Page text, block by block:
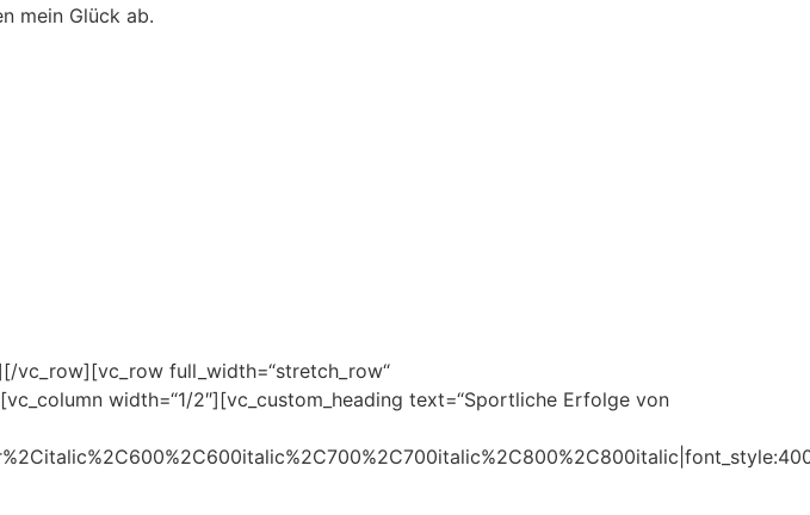
mein Glück ab.
vc_row][vc_row full_width=“stretch_row“
width=“1/2″][vc_custom_heading text=“Sportliche Erfolge von